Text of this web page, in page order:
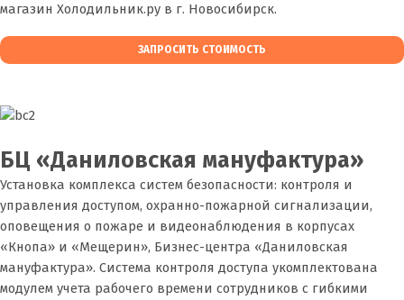
магазин Холодильник.ру в г. Новосибирск.
ЗАПРОСИТЬ СТОИМОСТЬ
БЦ «Даниловская мануфактура»
Установка комплекса систем безопасности: контроля и
управления доступом, охранно-пожарной сигнализации,
оповещения о пожаре и видеонаблюдения в корпусах
«Кнопа» и «Мещерин», Бизнес-центра «Даниловская
мануфактура». Система контроля доступа укомплектована
модулем учета рабочего времени сотрудников с гибкими